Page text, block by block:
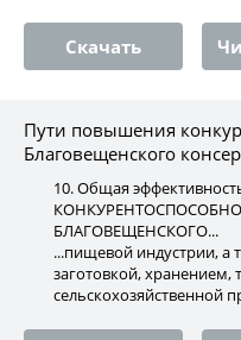
Скачать
Пути повышения
Благовещенского
10. Общая
БЛАГОВЕЩЕНСКОГО...
...пищевой индустрии, а
заготовкой, хранением,
сельскохозяйственной